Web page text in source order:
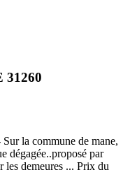
31260
Sur la commune de mane,
dégagée..proposé par
les demeures ... Prix du